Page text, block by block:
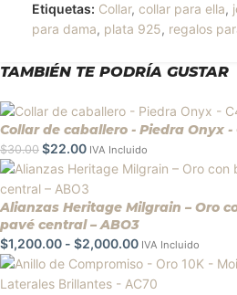
Etiquetas: Collar, collar para ella,
para dama, plata 925, regalos
TAMBIÉN TE PODRÍA GUSTAR
Collar de caballero - Piedra Onyx -
$30.00 $22.00 IVA Incluido
Alianzas Heritage Milgrain – Oro
pavé central – ABO3
$1,200.00 - $2,000.00 IVA Incluido